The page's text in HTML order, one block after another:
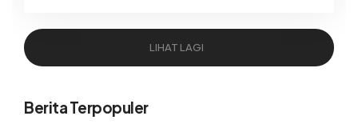
LIHAT LAGI
Berita Terpopuler